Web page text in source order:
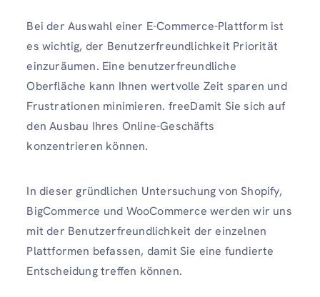
Bei der Auswahl einer E-Commerce-Plattform ist
es wichtig, der Benutzerfreundlichkeit Priorität
einzuräumen. Eine benutzerfreundliche
Oberfläche kann Ihnen wertvolle Zeit sparen und
Frustrationen minimieren. freeDamit Sie sich auf
den Ausbau Ihres Online-Geschäfts
konzentrieren können.
In dieser gründlichen Untersuchung von Shopify,
BigCommerce und WooCommerce werden wir uns
mit der Benutzerfreundlichkeit der einzelnen
Plattformen befassen, damit Sie eine fundierte
Entscheidung treffen können.